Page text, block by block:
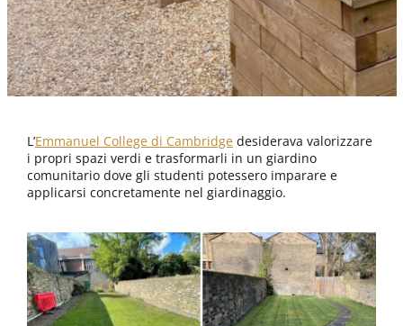
L’Emmanuel College di Cambridge desiderava valorizzare
i propri spazi verdi e trasformarli in un giardino
comunitario dove gli studenti potessero imparare e
applicarsi concretamente nel giardinaggio.